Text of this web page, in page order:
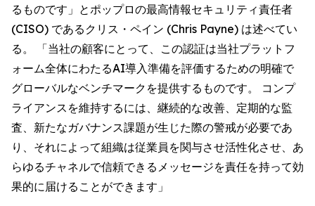
るものです」とポップロの最高情報セキュリティ責任者
(CISO) であるクリス・ペイン (Chris Payne) は述べてい
る。 「当社の顧客にとって、この認証は当社プラットフ
ォーム全体にわたるAI導入準備を評価するための明確で
グローバルなベンチマークを提供するものです。 コンプ
ライアンスを維持するには、継続的な改善、定期的な監
査、新たなガバナンス課題が生じた際の警戒が必要であ
り、それによって組織は従業員を関与させ活性化させ、あ
らゆるチャネルで信頼できるメッセージを責任を持って効
果的に届けることができます」